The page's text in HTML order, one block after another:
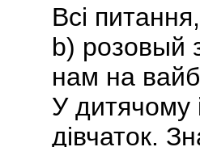
Всі
b) розовый
нам на
У дитячому
дівчаток.